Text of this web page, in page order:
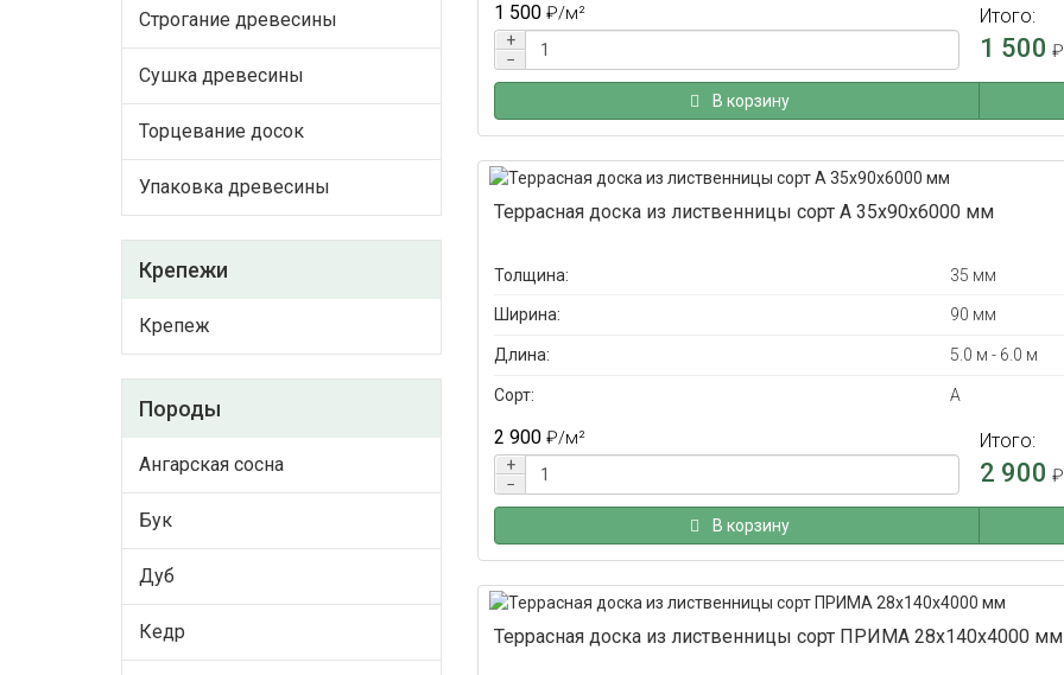
Строгание древесины
Сушка древесины
Торцевание досок
Упаковка древесины
Крепежи
Крепеж
Породы
Ангарская сосна
Бук
Дуб
Кедр
1 500 ₽/м²
+
−
Итого:
1 500 ₽
В корзину
Террасная доска из лиственницы сорт А 35x90x6000 мм
Толщина: 35 мм
Ширина: 90 мм
Длина: 5.0 м - 6.0 м
Сорт: А
2 900 ₽/м²
+
−
Итого:
2 900 ₽
В корзину
Террасная доска из лиственницы сорт ПРИМА 28x140x4000 мм